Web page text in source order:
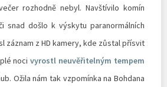
rozhodně nebyl. Navštívilo komín
snad došlo k výskytu paranormálních
záznam z HD kamery, kde zůstal přísvit
nocivyrostl neuvěřitelným tempem
Ožila nám tak vzpomínka na Bohdana